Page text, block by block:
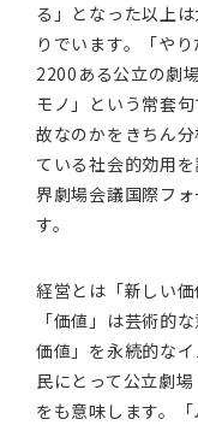
る」となった以上
りでいます。「や
2200ある公立の劇
モノ」という常套
故なのかをきちん
ている社会的効用
界劇場会議国際フ
す。
経営とは「新しい
「価値」は芸術的
価値」を永続的な
民にとって公立劇
をも意味します。